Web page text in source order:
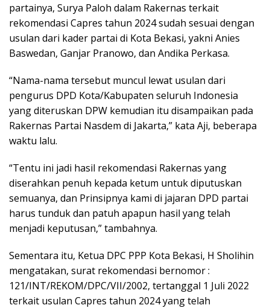
partainya, Surya Paloh dalam Rakernas terkait
rekomendasi Capres tahun 2024 sudah sesuai dengan
usulan dari kader partai di Kota Bekasi, yakni Anies
Baswedan, Ganjar Pranowo, dan Andika Perkasa.
“Nama-nama tersebut muncul lewat usulan dari
pengurus DPD Kota/Kabupaten seluruh Indonesia
yang diteruskan DPW kemudian itu disampaikan pada
Rakernas Partai Nasdem di Jakarta,” kata Aji, beberapa
waktu lalu.
“Tentu ini jadi hasil rekomendasi Rakernas yang
diserahkan penuh kepada ketum untuk diputuskan
semuanya, dan Prinsipnya kami di jajaran DPD partai
harus tunduk dan patuh apapun hasil yang telah
menjadi keputusan,” tambahnya.
Sementara itu, Ketua DPC PPP Kota Bekasi, H Sholihin
mengatakan, surat rekomendasi bernomor :
121/INT/REKOM/DPC/VII/2002, tertanggal 1 Juli 2022
terkait usulan Capres tahun 2024 yang telah